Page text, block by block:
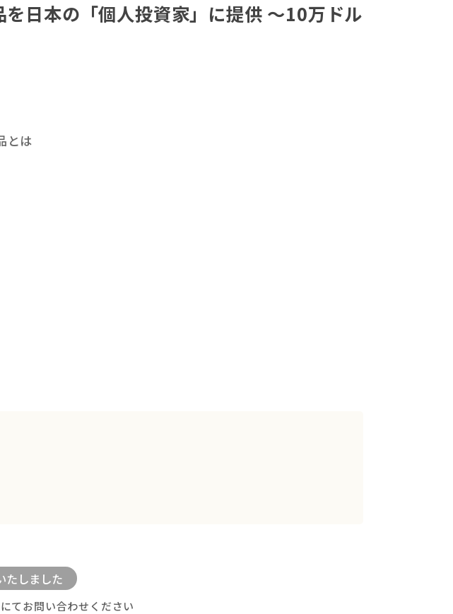
日本の「個人投資家」に提供 ～10万ドル
とは
てお問い合わせください